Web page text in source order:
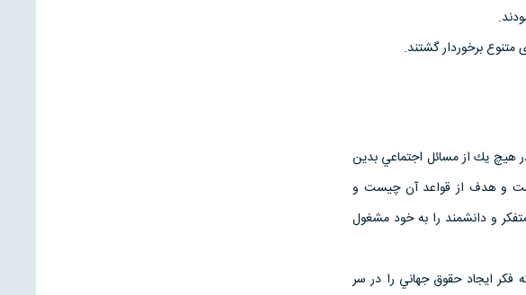
برخوردار گشتند.
هيچ يك از مسائل اجتماعي بدين
و هدف از قواعد آن چيست و
و دانشمند را به خود مشغول
فكر ايجاد حقوق جهاني را در سر